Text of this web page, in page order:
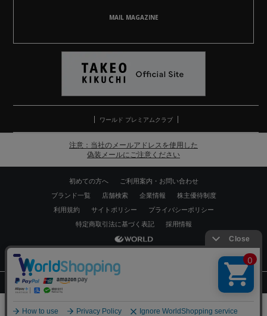
MAIL MAGAZINE
ワールド プレミアムクラブ
注意：当社のメールアドレスを使用した
偽装メールにご注意ください
初めての方へ
ご利用案内・お問い合わせ
ブランド一覧
店舗検索 企業情報
株主優待制度
利用規約
サイトポリシー
プライバシーポリシー
特定商取引法に基づく表記
採用情報